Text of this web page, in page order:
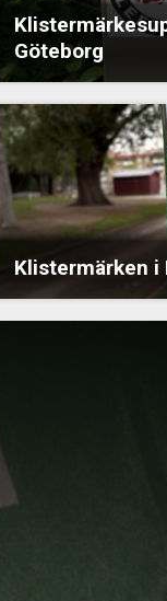
Göteborg
Klistermärken i